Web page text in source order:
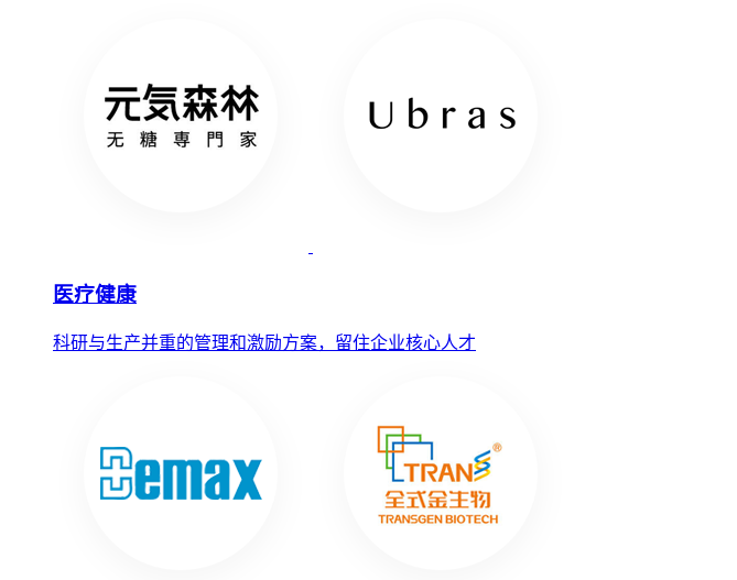
医疗健康
科研与生产并重的管理和激励方案，留住企业核心人才